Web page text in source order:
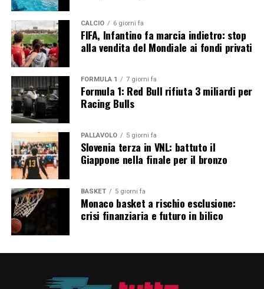
CALCIO 6 giorni fa
FIFA, Infantino fa marcia indietro: stop
alla vendita del Mondiale ai fondi privati
FORMULA 1 7 giorni fa
Formula 1: Red Bull rifiuta 3 miliardi per
Racing Bulls
PALLAVOLO 5 giorni fa
Slovenia terza in VNL: battuto il
Giappone nella finale per il bronzo
BASKET 5 giorni fa
Monaco basket a rischio esclusione:
crisi finanziaria e futuro in bilico